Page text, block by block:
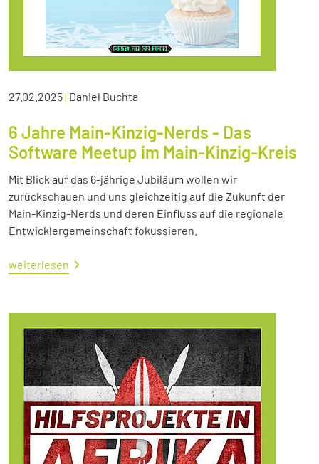
27.02.2025| Daniel Buchta
6 Jahre Main-Kinzig-Nerds - Das
Software Meetup im Main-Kinzig-Kreis
Mit Blick auf das 6-jährige Jubiläum wollen wir
zurückschauen und uns gleichzeitig auf die Zukunft der
Main-Kinzig-Nerds und deren Einfluss auf die regionale
Entwicklergemeinschaft fokussieren.
weiterlesen